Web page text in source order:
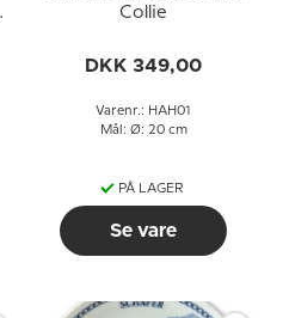
Collie
DKK 349,00
Varenr.: HAH01
Mål: Ø: 20 cm
PÅ LAGER
Se vare